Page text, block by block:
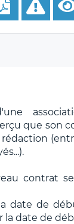
que son
contrat
date de
date de